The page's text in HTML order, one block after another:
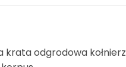
krata odgrodowa kołnierz